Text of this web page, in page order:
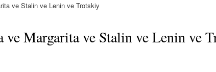
ve Stalin ve Lenin ve Trotskiy
ve Margarita ve Stalin ve Lenin ve